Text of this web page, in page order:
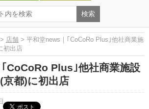
> 店舗 > 平和堂news｜｢CoCoRo Plus｣他社商業施
初出店
CoCoRo Plus｣他社商業施設
都)に初出店